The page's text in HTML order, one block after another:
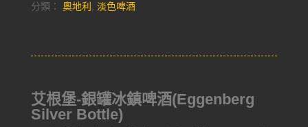
分類： 奧地利 , 淡色啤酒
艾根堡-銀罐冰鎮啤酒(Eggenberg
Silver Bottle)